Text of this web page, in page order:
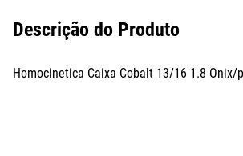
Descrição do Produto
Homocinetica Caixa Cobalt 13/16 1.8